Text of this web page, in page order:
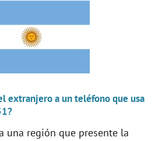
extranjero a un teléfono que usa
una región que presente la